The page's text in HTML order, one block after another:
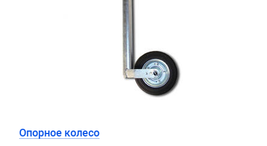
Опорное колесо